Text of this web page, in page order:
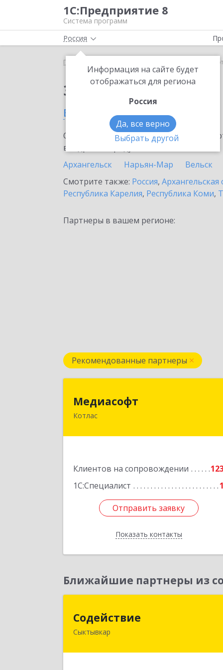
1С:Предприятие 8
Система программ
Россия
Информация на сайте будет
отображаться для региона
Россия
Да, все верно
Выбрать другой
Главная 1С:Share в
Заказать 1С:Share
в Котласе
Ознакомьтесь с информационными
внедрение продукта.
Архангельск
Нарьян-Мар Вельск
Смотрите также: Россия, Архангельская
Республика Карелия, Республика Коми,
Партнеры в вашем регионе:
Рекомендованные партнеры
Медиасофт
Котлас
Клиентов на сопровождении
1С:Специалист
1
Отправить заявку
Показать контакты
165300, Архангельская обл, Котлас г,
Отправить заявку
Назад
Ближайшие партнеры из
Содействие
Сыктывкар167004, Коми Респ, Сыктывкар г,